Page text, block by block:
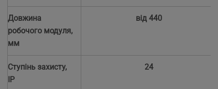
Довжина
робочого модуля,
мм
від 440
Ступінь захисту,
IP
24